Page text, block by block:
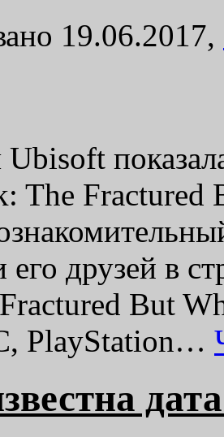
19.06.2017,
The Fractured
его друзей в
But
PlayStation…